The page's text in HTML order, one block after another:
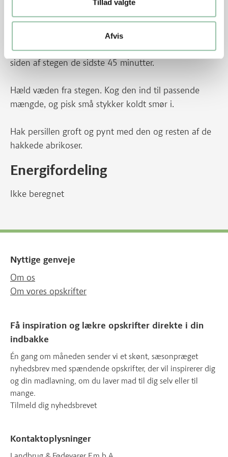
Tillad valgte
Afvis
Skær rodfrugterne i grove stykker. Bland dem med
olie, salt, peber og krydderier. Læg dem i fadet ved
siden af stegen de sidste 45 minutter.
Hæld væden fra stegen. Kog den ind til passende
mængde, og pisk små stykker koldt smør i.
Hak persillen groft og pynt med den og resten af de
hakkede abrikoser.
Energifordeling
Ikke beregnet
Nyttige genveje
Om os
Om vores opskrifter
Få inspiration og lækre opskrifter direkte i din
indbakke
Én gang om måneden sender vi et skønt, sæsonpræget
nyhedsbrev med spændende opskrifter, der vil inspirerer dig
og din madlavning, om du laver mad til dig selv eller til
mange.
Tilmeld dig nyhedsbrevet
Kontaktoplysninger